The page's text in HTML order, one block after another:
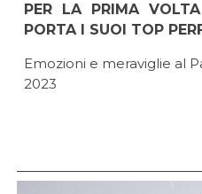
PER LA PRIMA
PORTA I SUOI TOP
Emozioni e meraviglie al
2023